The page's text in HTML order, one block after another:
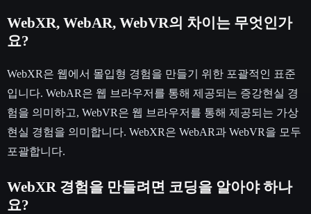
WebXR, WebAR, WebVR의 차이는 무엇인가
요?
WebXR은 웹에서 몰입형 경험을 만들기 위한 포괄적인 표준
입니다. WebAR은 웹 브라우저를 통해 제공되는 증강현실 경
험을 의미하고, WebVR은 웹 브라우저를 통해 제공되는 가상
현실 경험을 의미합니다. WebXR은 WebAR과 WebVR을 모두
포괄합니다.
WebXR 경험을 만들려면 코딩을 알아야 하나
요?